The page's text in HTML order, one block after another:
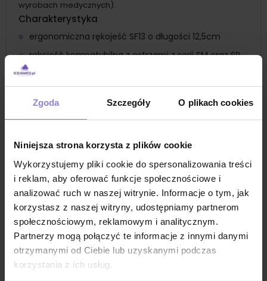
Zgoda Szczegóły O plikach cookies
Niniejsza strona korzysta z plików cookie
Wykorzystujemy pliki cookie do spersonalizowania treści
i reklam, aby oferować funkcje społecznościowe i
analizować ruch w naszej witrynie. Informacje o tym, jak
korzystasz z naszej witryny, udostępniamy partnerom
społecznościowym, reklamowym i analitycznym.
Partnerzy mogą połączyć te informacje z innymi danymi
otrzymanymi od Ciebie lub uzyskanymi podczas
korzystania z ich usług.
wyrobach medycznych).
Charakterystyka
ergonomiczna rękojeść SF13 o długości 12,5cm
rękojeść kompatybilna z ostrzami z serii SM oraz SP
walcowaty kształt
pomocy odkręcanej końcówki
wykonane ze stali nierdzewnej
rękojeść z serii Fine to wybór nr 1 w każdej dziedzinie
wykorzystywana jest głównie w podologii
rękojeść wielokrotnego użytku, możliwość sterylizacji
po każdym zabiegu
na rękojeści znajduje się kod UDI
Zastosowanie
uchwyt chirurgiczny z serii Fine to rękojeść do
najbardziej precyzyjnych i delikatnych zabiegów